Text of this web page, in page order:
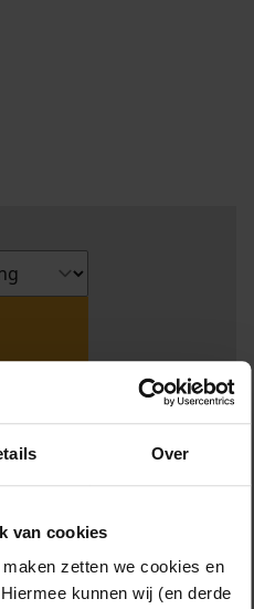
Over
van cookies
zetten we cookies en
kunnen wij (en derde